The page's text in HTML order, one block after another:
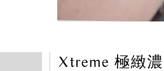
Xtreme 極緻